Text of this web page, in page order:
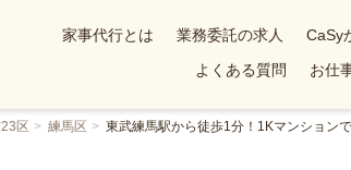
家事代行とは 業務委託の求人 CaSy
よくある質問
お仕
区 練馬区 東武練馬駅から徒歩1分！1Kマンション